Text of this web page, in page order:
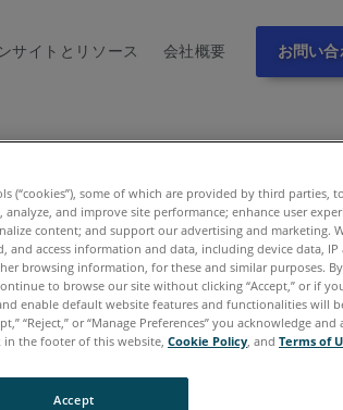
サイトとリソース 会社概要 お問い
FARO.
someone will follow up with you
the site to learn more about
(“cookies”), some of which are provided by third parties,
and improve site performance; enhance user
content; and support our advertising and marketing.
access information and data, including device data, IP
browsing information, for these and similar purposes.
to browse our site without clicking “Accept,” or if
enable default website features and functionalities will
“Reject,” or “Manage Preferences” you acknowledge and
the footer of this website, Cookie Policy, and Terms of
Accept